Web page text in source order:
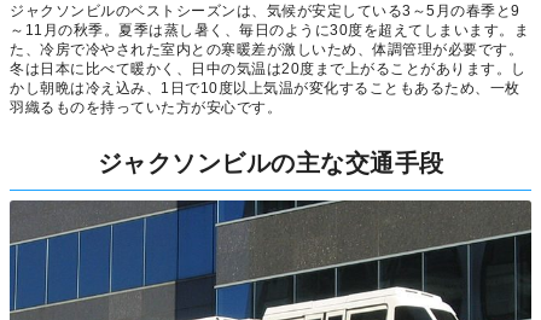
ジャクソンビルのベストシーズンは、気候が安定している3～5月の春季と9
～11月の秋季。夏季は蒸し暑く、毎日のように30度を超えてしまいます。ま
た、冷房で冷やされた室内との寒暖差が激しいため、体調管理が必要です。
冬は日本に比べて暖かく、日中の気温は20度まで上がることがあります。し
かし朝晩は冷え込み、1日で10度以上気温が変化することもあるため、一枚
羽織るものを持っていた方が安心です。
ジャクソンビルの主な交通手段